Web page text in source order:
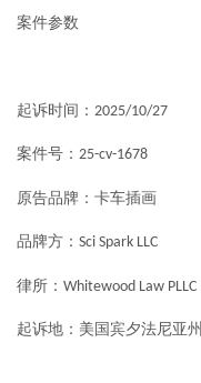
案件参数
起诉时间： 2025/10/27
案件号： 25-cv-1678
原告品牌：卡车插画
品牌方： Sci Spark LLC
律所： Whitewood Law PLLC
起诉地：美国宾夕法尼亚州